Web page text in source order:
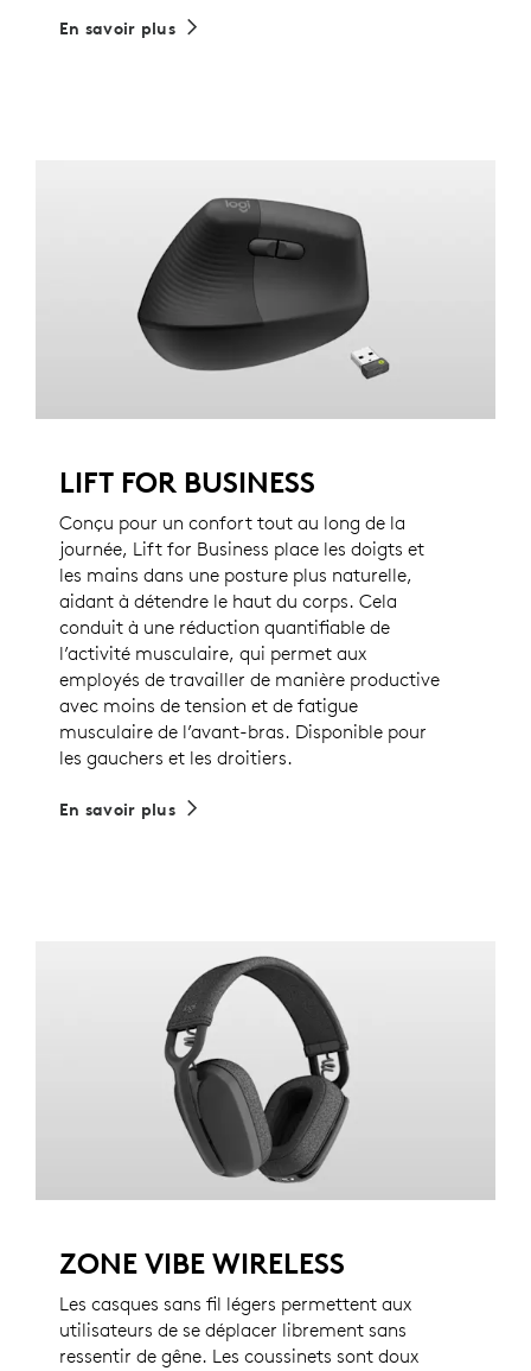
En savoir plus
LIFT FOR BUSINESS
Conçu pour un confort tout au long de la
journée, Lift for Business place les doigts et
les mains dans une posture plus naturelle,
aidant à détendre le haut du corps. Cela
conduit à une réduction quantifiable de
l’activité musculaire, qui permet aux
employés de travailler de manière productive
avec moins de tension et de fatigue
musculaire de l’avant-bras. Disponible pour
les gauchers et les droitiers.
En savoir plus
ZONE VIBE WIRELESS
Les casques sans fil légers permettent aux
utilisateurs de se déplacer librement sans
ressentir de gêne. Les coussinets sont doux